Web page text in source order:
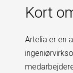
Kort
Artelia er en